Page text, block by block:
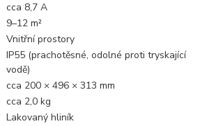
cca 8,7 A
9–12 m²
Vnitřní prostory
IP55 (prachotěsné, odolné proti tryskající
vodě)
cca 200 × 496 × 313 mm
cca 2,0 kg
Lakovaný hliník